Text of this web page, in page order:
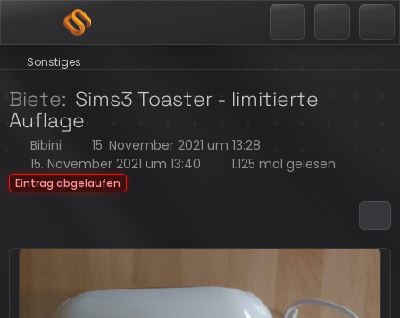
Sonstiges
Biete Sims3 Toaster - limitierte
Auflage
Bibini
15. November 2021 um 13:28
15. November 2021 um 13:40
1.125 mal gelesen
Eintrag abgelaufen